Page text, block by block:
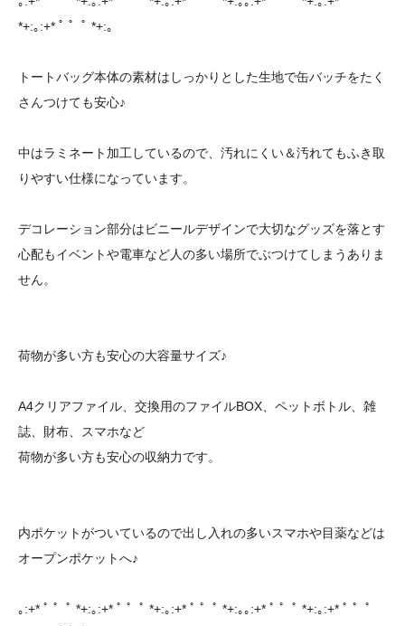
*+:｡:+* ﾟ ゜ﾟ *+:｡
トートバッグ本体の素材はしっかりとした生地で缶バッチをたく
さんつけても安心♪
中はラミネート加工しているので、汚れにくい＆汚れてもふき取
りやすい仕様になっています。
デコレーション部分はビニールデザインで大切なグッズを落とす
心配もイベントや電車など人の多い場所でぶつけてしまうありま
せん。
荷物が多い方も安心の大容量サイズ♪
A4クリアファイル、交換用のファイルBOX、ペットボトル、雑
誌、財布、スマホなど
荷物が多い方も安心の収納力です。
内ポケットがついているので出し入れの多いスマホや目薬などは
オープンポケットへ♪
｡:+* ﾟ ゜ﾟ *+:｡:+* ﾟ ゜ﾟ *+:｡:+* ﾟ ゜ﾟ *+:｡｡:+* ﾟ ゜ﾟ *+:｡:+* ﾟ ゜ﾟ